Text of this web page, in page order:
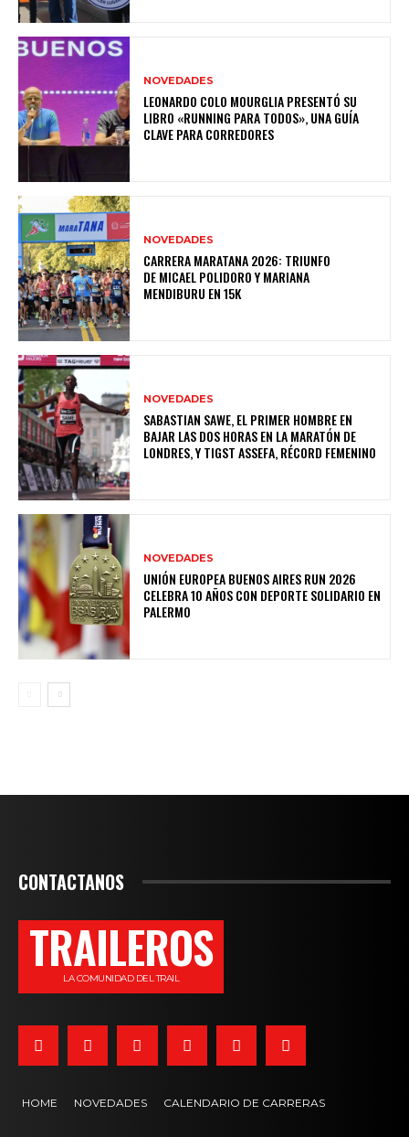
NOVEDADES
LEONARDO COLO MOURGLIA PRESENTÓ SU
LIBRO «RUNNING PARA TODOS», UNA GUÍA
CLAVE PARA CORREDORES
NOVEDADES
CARRERA MARATANA 2026: TRIUNFO
DE MICAEL POLIDORO Y MARIANA
MENDIBURU EN 15K
NOVEDADES
SABASTIAN SAWE, EL PRIMER HOMBRE EN
BAJAR LAS DOS HORAS EN LA MARATÓN DE
LONDRES, Y TIGST ASSEFA, RÉCORD FEMENINO
NOVEDADES
UNIÓN EUROPEA BUENOS AIRES RUN 2026
CELEBRA 10 AÑOS CON DEPORTE SOLIDARIO EN
PALERMO
CONTACTANOS
TRAILEROS
LA COMUNIDAD DEL TRAIL
HOME NOVEDADES CALENDARIO DE CARRERAS